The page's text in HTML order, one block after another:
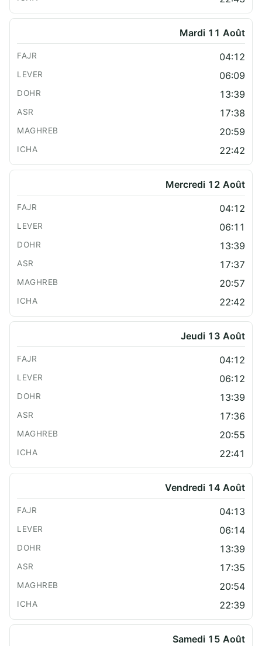
Mardi 11 Août
04:12
06:09
13:39
17:38
20:59
22:42
Mercredi 12 Août
04:12
06:11
13:39
17:37
20:57
22:42
Jeudi 13 Août
04:12
06:12
13:39
17:36
20:55
22:41
Vendredi 14 Août
04:13
06:14
13:39
17:35
20:54
22:39
Samedi 15 Août